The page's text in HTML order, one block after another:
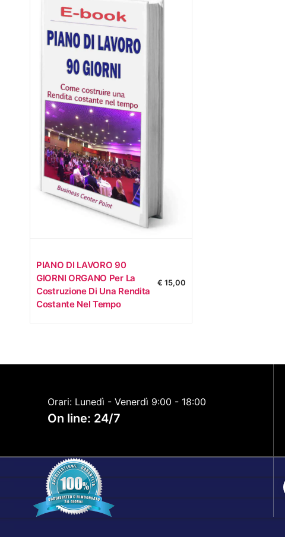
PIANO DI LAVORO 90
GIORNI ORGANO Per La
Costruzione Di Una Rendita
Costante Nel Tempo
€ 15,00
Orari: Lunedì - Venerdì 9:00 - 18:00
On line: 24/7